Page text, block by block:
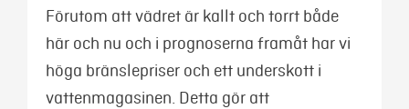
Förutom att vädret är kallt och torrt både
här och nu och i prognoserna framåt har vi
höga bränslepriser och ett underskott i
vattenmagasinen. Detta gör att